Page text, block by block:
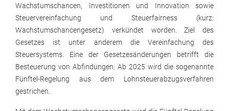
Wachstumschancen, Investitionen und Innovation sowie
Steuervereinfachung und Steuerfairness (kurz:
Wachstumschancengesetz) verkündet worden. Ziel des
Gesetzes ist unter anderem die Vereinfachung des
Steuersystems. Eine der Gesetzesänderungen betrifft die
Besteuerung von Abfindungen: Ab 2025 wird die sogenannte
Fünftel-Regelung aus dem Lohnsteuerabzugsverfahren
gestrichen.